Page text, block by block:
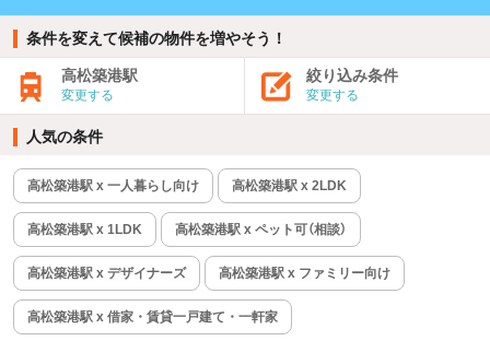
条件を変えて候補の物件を増やそう！
高松築港駅
変更する
絞り込み条件
変更する
人気の条件
高松築港駅 x 一人暮らし向け 高松築港駅 x 2LDK
高松築港駅 x 1LDK 高松築港駅 x ペット可（相談）
高松築港駅 x デザイナーズ 高松築港駅 x ファミリー向け
高松築港駅 x 借家・賃貸一戸建て・一軒家